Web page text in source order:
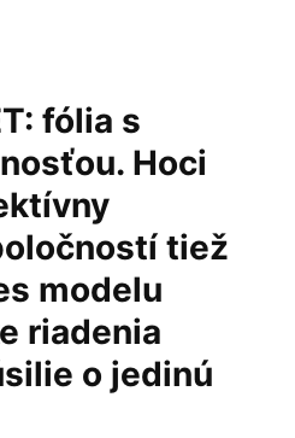
fólia s
Hoci
tiež
modelu
riadenia
o jedinú